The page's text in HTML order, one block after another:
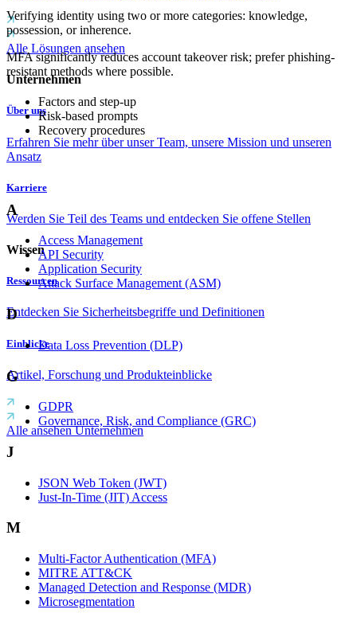
Alle Lösungen ansehen
Unternehmen
Über uns
Erfahren Sie mehr über unser Team, unsere Mission und unseren
Ansatz
Karriere
Werden Sie Teil des Teams und entdecken Sie offene Stellen
Wissen
Ressourcen
Entdecken Sie Sicherheitsbegriffe und Definitionen
Einblicke
Artikel, Forschung und Produkteinblicke
Alle ansehen Unternehmen
Verifying identity using two or more categories: knowledge,
possession, or inherence.
MFA significantly reduces account takeover risk; prefer phishing-
resistant methods where possible.
Factors and step-up
Risk-based prompts
Recovery procedures
A
Access Management
API Security
Application Security
Attack Surface Management (ASM)
D
Data Loss Prevention (DLP)
G
GDPR
Governance, Risk, and Compliance (GRC)
J
JSON Web Token (JWT)
Just-In-Time (JIT) Access
M
Multi-Factor Authentication (MFA)
MITRE ATT&CK
Managed Detection and Response (MDR)
Microsegmentation